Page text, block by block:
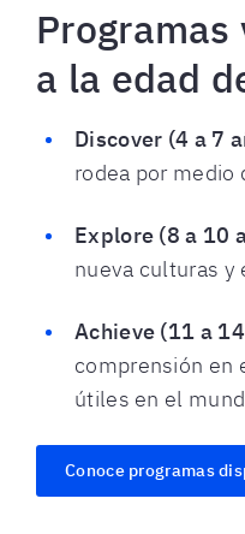
a la edad
Discover (4 a 7
rodea por medio
Explore (8 a 10
nueva culturas y
Achieve (11 a
comprensión en
útiles en el
Conoce programas